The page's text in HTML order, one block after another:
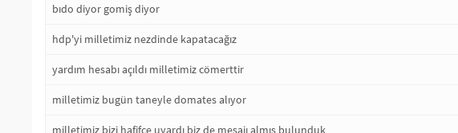
bıdo diyor gomiş diyor
hdp'yi milletimiz nezdinde kapatacağız
yardım hesabı açıldı milletimiz cömerttir
milletimiz bugün taneyle domates alıyor
milletimiz bizi hafifçe uyardı biz de mesajı almış bulunduk